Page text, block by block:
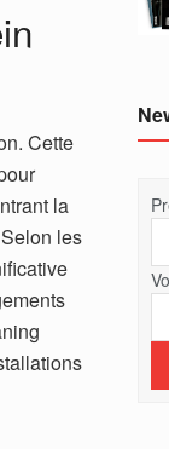
Cette
la
les